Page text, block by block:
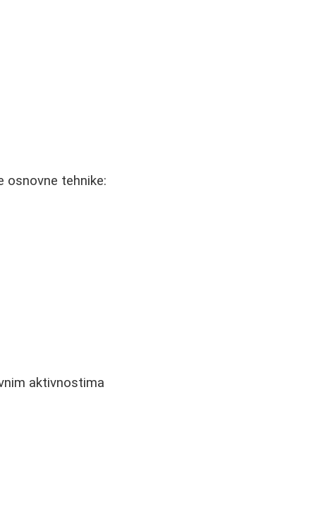
osnovne tehnike:
aktivnostima